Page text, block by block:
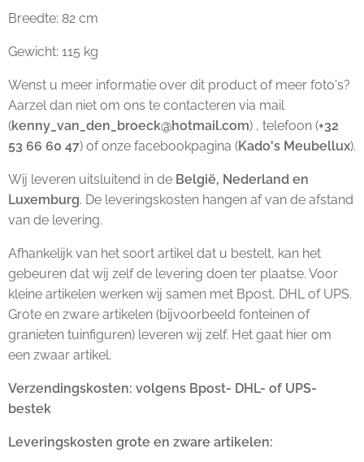
Breedte: 82 cm
Gewicht: 115 kg
Wenst u meer informatie over dit product of meer foto's?
Aarzel dan niet om ons te contacteren via mail
(kenny_van_den_broeck@hotmail.com) , telefoon (+32
53 66 60 47) of onze facebookpagina (Kado's Meubellux).
Wij leveren uitsluitend in de België, Nederland en
Luxemburg. De leveringskosten hangen af van de afstand
van de levering.
Afhankelijk van het soort artikel dat u bestelt, kan het
gebeuren dat wij zelf de levering doen ter plaatse. Voor
kleine artikelen werken wij samen met Bpost, DHL of UPS.
Grote en zware artikelen (bijvoorbeeld fonteinen of
granieten tuinfiguren) leveren wij zelf. Het gaat hier om
een zwaar artikel.
Verzendingskosten: volgens Bpost- DHL- of UPS-
bestek
Leveringskosten grote en zware artikelen: